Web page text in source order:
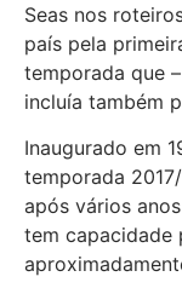
Seas nos
país pela
temporada que
incluía também
Inaugurado em
temporada
após vários
tem capacidade